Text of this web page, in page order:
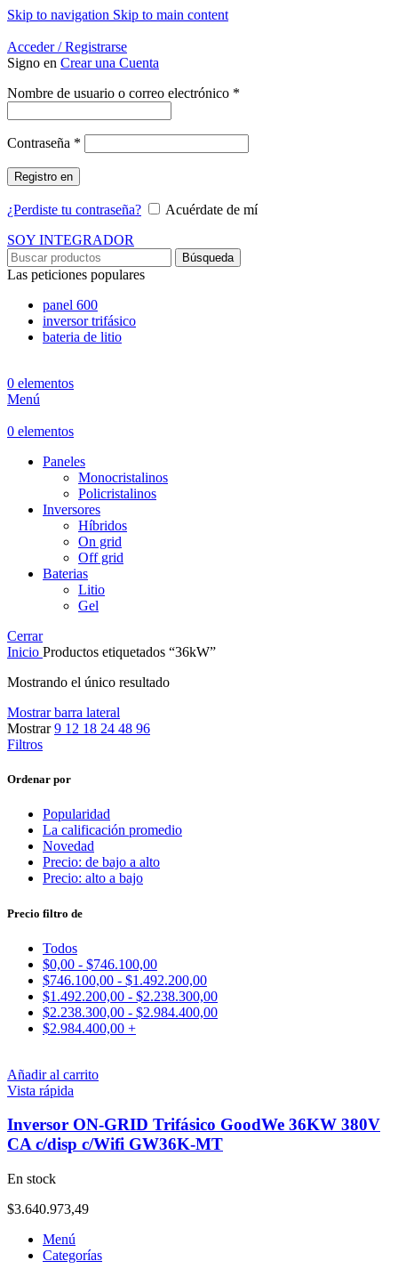
Skip to navigation Skip to main content
Acceder / Registrarse
Signo en Crear una Cuenta
Nombre de usuario o correo electrónico *
Contraseña *
Registro en
¿Perdiste tu contraseña?
Acuérdate de mí
SOY INTEGRADOR
Búsqueda
Las peticiones populares
panel 600
inversor trifásico
bateria de litio
0 elementos
Menú
0 elementos
Paneles
Monocristalinos
Policristalinos
Inversores
Híbridos
On grid
Off grid
Baterias
Litio
Gel
Cerrar
Inicio Productos etiquetados “36kW”
Mostrando el único resultado
Mostrar barra lateral
Mostrar9 12 18 24 48 96
Filtros
Ordenar por
Popularidad
La calificación promedio
Novedad
Precio: de bajo a alto
Precio: alto a bajo
Precio filtro de
Todos
$0,00 - $746.100,00
$746.100,00 - $1.492.200,00
$1.492.200,00 - $2.238.300,00
$2.238.300,00 - $2.984.400,00
$2.984.400,00 +
Añadir al carrito
Vista rápida
Inversor ON-GRID Trifásico GoodWe 36KW 380V
CA c/disp c/Wifi GW36K-MT
En stock
$3.640.973,49
Menú
Categorías